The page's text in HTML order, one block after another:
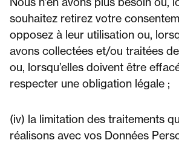
souhaitez retirez votre
opposez à leur utilisation ou,
avons collectées et/ou traitées
ou, lorsqu’elles doivent être
respecter une obligation légale ;
(iv) la limitation des traitements
réalisons avec vos Données